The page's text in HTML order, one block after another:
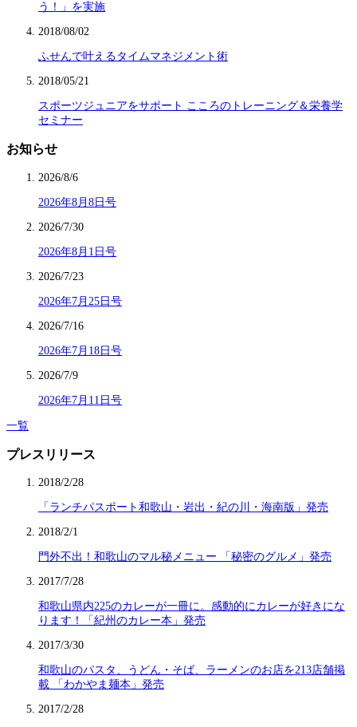
う！」を実施
2018/08/02
ふせんで叶えるタイムマネジメント術
2018/05/21
スポーツジュニアをサポート こころのトレーニング＆栄養学
セミナー
お知らせ
2026/8/6
2026年8月8日号
2026/7/30
2026年8月1日号
2026/7/23
2026年7月25日号
2026/7/16
2026年7月18日号
2026/7/9
2026年7月11日号
一覧
プレスリリース
2018/2/28
「ランチパスポート和歌山・岩出・紀の川・海南版」発売
2018/2/1
門外不出！和歌山のマル秘メニュー 「秘密のグルメ」発売
2017/7/28
和歌山県内225のカレーが一冊に。感動的にカレーが好きにな
ります！「紀州のカレー本」発売
2017/3/30
和歌山のパスタ、うどん・そば、ラーメンのお店を213店舗掲
載 「わかやま麺本」発売
2017/2/28